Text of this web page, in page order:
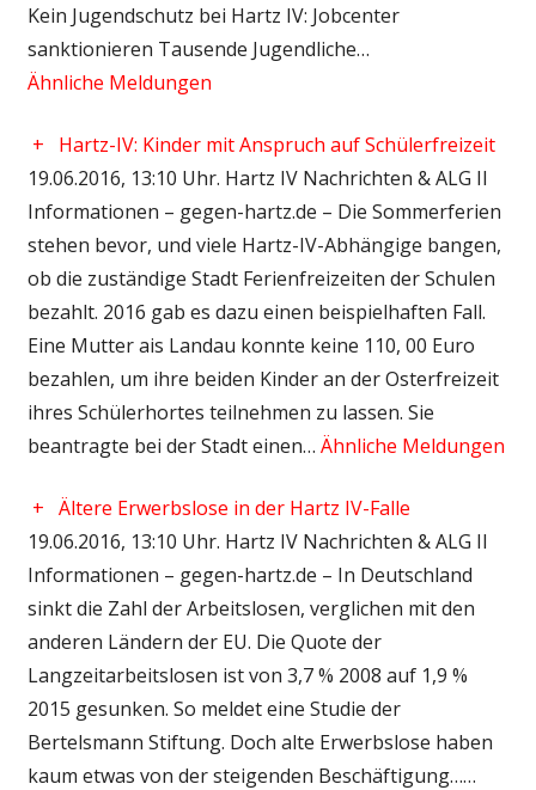
Kein Jugendschutz bei Hartz IV: Jobcenter
sanktionieren Tausende Jugendliche…
Ähnliche Meldungen
+
Hartz-IV: Kinder mit Anspruch auf Schülerfreizeit
19.06.2016, 13:10 Uhr. Hartz IV Nachrichten & ALG II
Informationen – gegen-hartz.de – Die Sommerferien
stehen bevor, und viele Hartz-IV-Abhängige bangen,
ob die zuständige Stadt Ferienfreizeiten der Schulen
bezahlt. 2016 gab es dazu einen beispielhaften Fall.
Eine Mutter ais Landau konnte keine 110, 00 Euro
bezahlen, um ihre beiden Kinder an der Osterfreizeit
ihres Schülerhortes teilnehmen zu lassen. Sie
beantragte bei der Stadt einen… Ähnliche Meldungen
+ Ältere Erwerbslose in der Hartz IV-Falle
19.06.2016, 13:10 Uhr. Hartz IV Nachrichten & ALG II
Informationen – gegen-hartz.de – In Deutschland
sinkt die Zahl der Arbeitslosen, verglichen mit den
anderen Ländern der EU. Die Quote der
Langzeitarbeitslosen ist von 3,7 % 2008 auf 1,9 %
2015 gesunken. So meldet eine Studie der
Bertelsmann Stiftung. Doch alte Erwerbslose haben
kaum etwas von der steigenden Beschäftigung……